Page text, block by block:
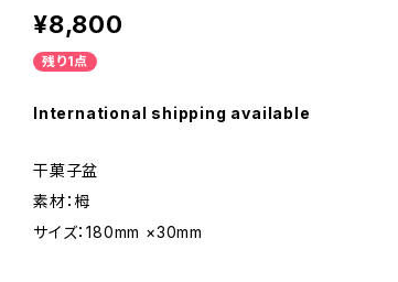
¥8,800
残り1点
International shipping available
干菓子盆
素材：栂
サイズ：180mm ×30mm